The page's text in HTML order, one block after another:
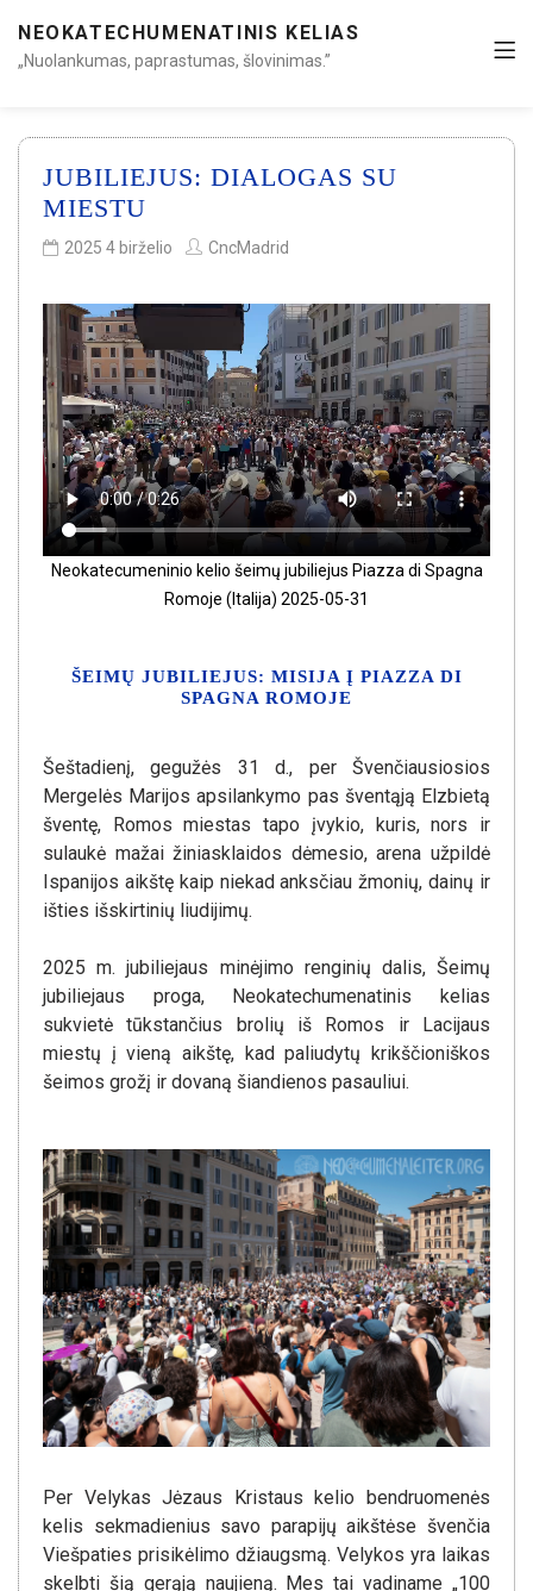
NEOKATECHUMENATINIS KELIAS
„Nuolankumas, paprastumas, šlovinimas.”
JUBILIEJUS: DIALOGAS SU
MIESTU
2025 4 birželio CncMadrid
Neokatecumeninio kelio šeimų jubiliejus Piazza di Spagna
Romoje (Italija) 2025-05-31
ŠEIMŲ JUBILIEJUS: MISIJA Į PIAZZA DI
SPAGNA ROMOJE
Šeštadienį, gegužės 31 d., per Švenčiausiosios
Mergelės Marijos apsilankymo pas šventąją Elzbietą
šventę, Romos miestas tapo įvykio, kuris, nors ir
sulaukė mažai žiniasklaidos dėmesio, arena užpildė
Ispanijos aikštę kaip niekad anksčiau žmonių, dainų ir
išties išskirtinių liudijimų.
2025 m. jubiliejaus minėjimo renginių dalis, Šeimų
jubiliejaus proga, Neokatechumenatinis kelias
sukvietė tūkstančius brolių iš Romos ir Lacijaus
miestų į vieną aikštę, kad paliudytų krikščioniškos
šeimos grožį ir dovaną šiandienos pasauliui.
Per Velykas Jėzaus Kristaus kelio bendruomenės
kelis sekmadienius savo parapijų aikštėse švenčia
Viešpaties prisikėlimo džiaugsmą. Velykos yra laikas
skelbti šią gerąją naujieną. Mes tai vadiname „100